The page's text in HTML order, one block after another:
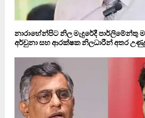
නාරාහේන්පිට නිල මැදුරේදී පාර්ලිමේන්තු
අර්චුනා සහ ආරක්ෂක නිලධාරීන් අතර